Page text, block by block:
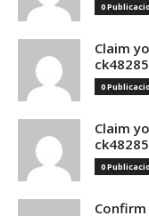
0
Claim
0
Claim
0